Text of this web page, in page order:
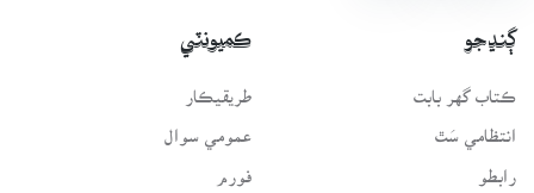
ڳنڍجو
ڪتاب گهر بابت
انتظامي سَٿ
رابطو
ڪميونٽي
طريقيڪار
عمومي سوال
فورم